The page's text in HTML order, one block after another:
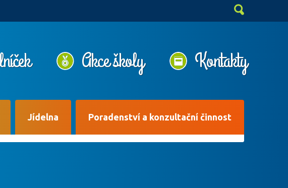
Akce školy Kontakty
Jídelna Poradenství a konzultační činnost